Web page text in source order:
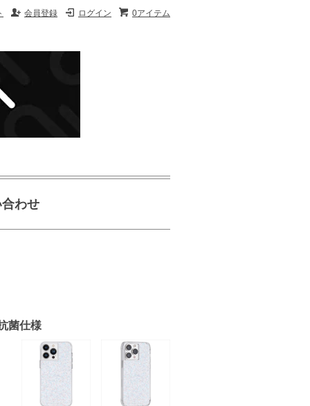
0アイテム
ログイン
会員登録
わせ
菌仕様